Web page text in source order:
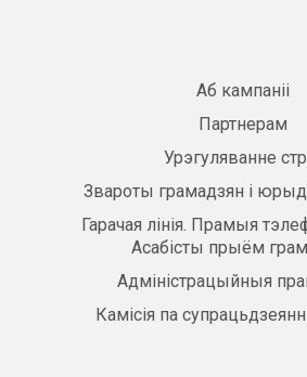
Аб кампаніі
Партнерам
Урэгуляванне
Звароты грамадзян і
Гарачая лінія. Прамыя
Асабісты прыём
Адміністрацыйныя
Камісія па